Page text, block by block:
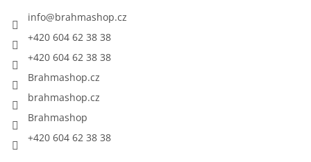
info@brahmashop.cz
+420 604 62 38 38
+420 604 62 38 38
Brahmashop.cz
brahmashop.cz
Brahmashop
+420 604 62 38 38